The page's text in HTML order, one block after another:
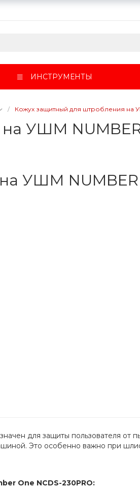
ИНСТРУМЕНТЫ
/ Кожух защитный для штробления на
УШМ NUMBER
УШМ NUMBER
для защиты пользователя от
Это особенно важно при
One NCDS-230PRO: